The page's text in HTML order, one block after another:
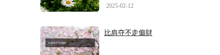
2025-02-12
比肩夺不走偏财